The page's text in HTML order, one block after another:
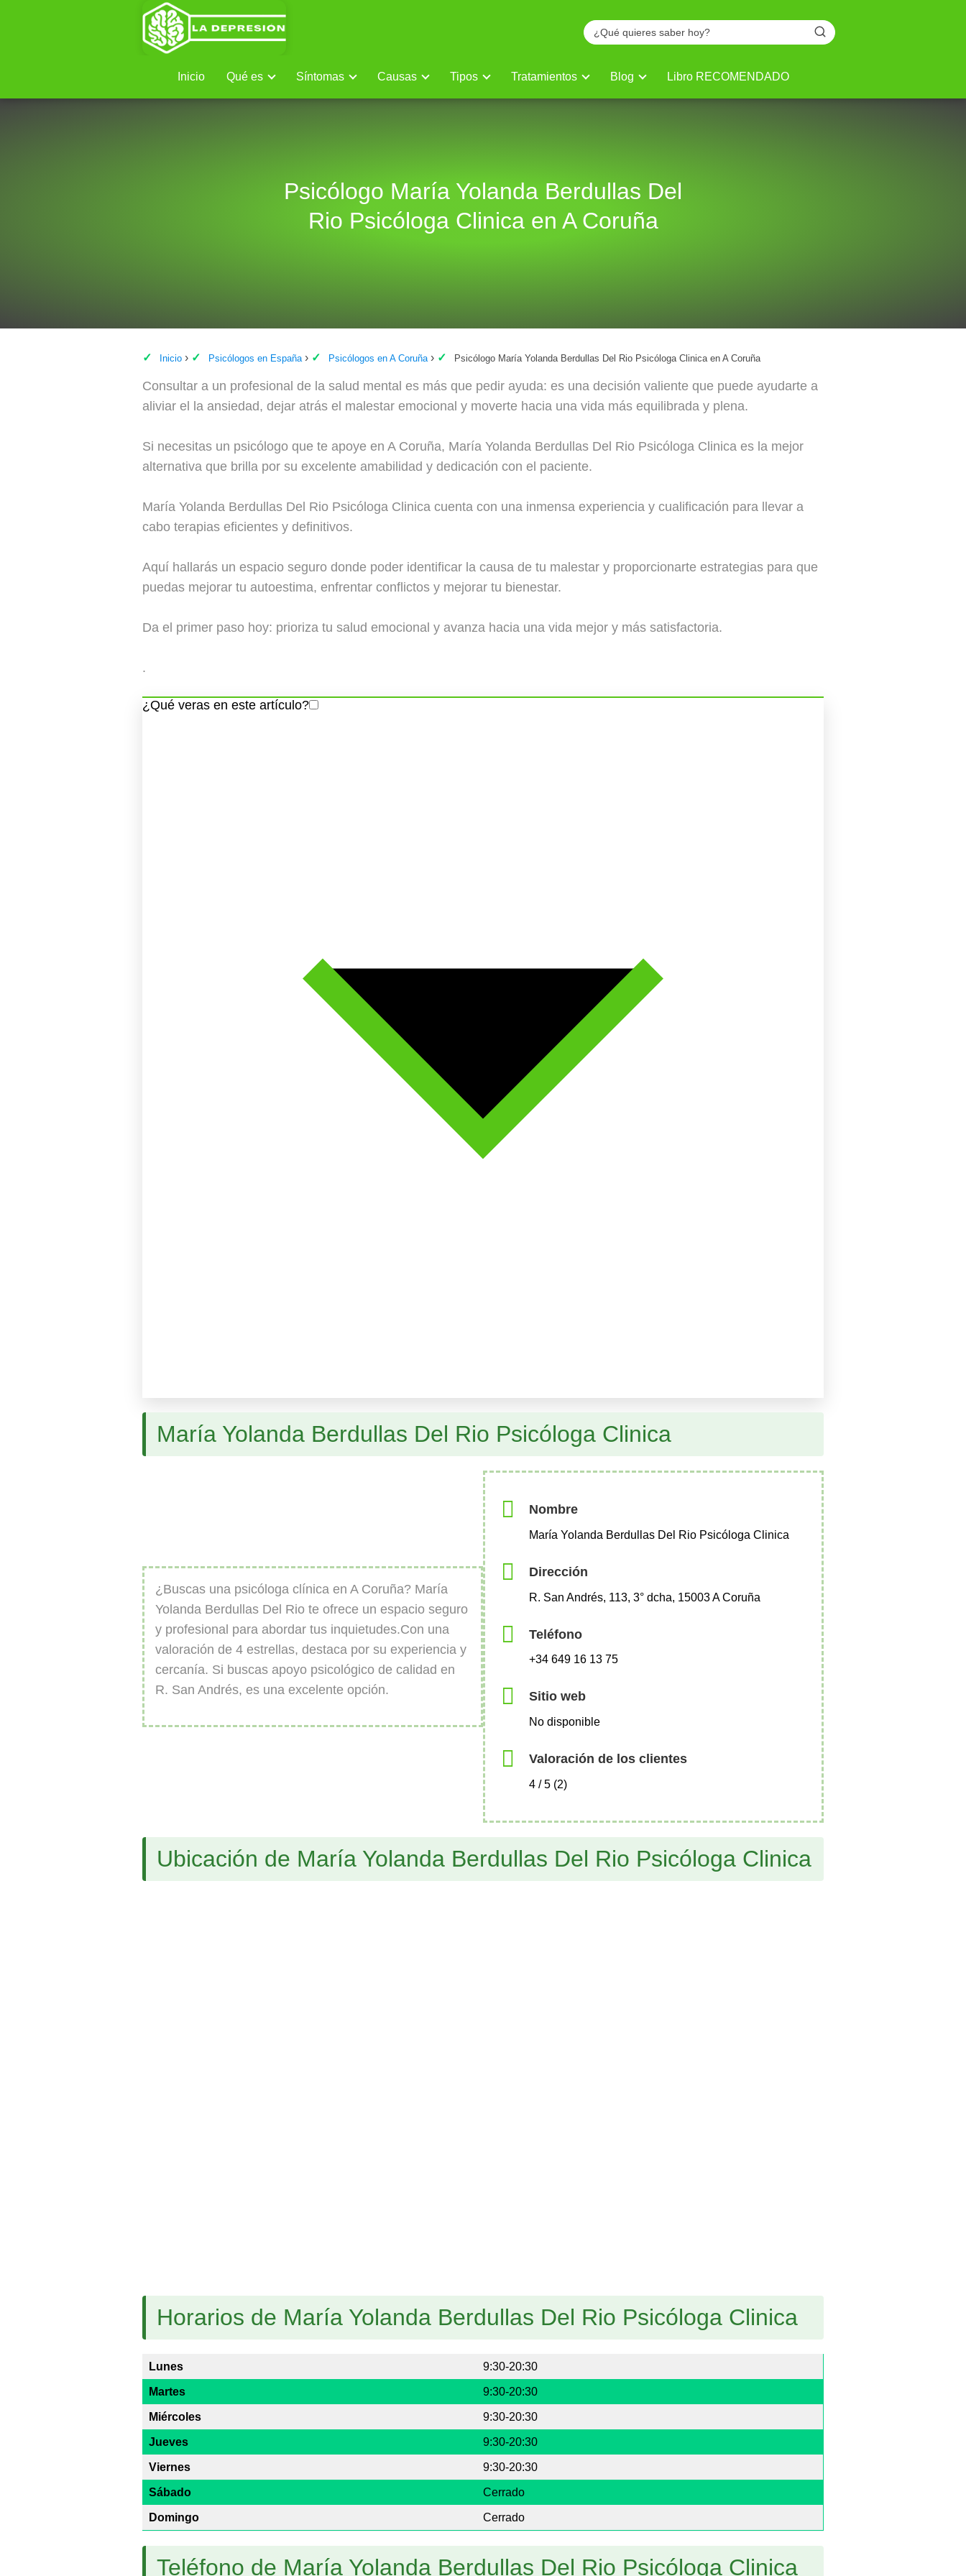
Inicio Qué es Síntomas Causas Tipos Tratamientos Blog Libro RECOMENDADO
Psicólogo María Yolanda Berdullas Del
Rio Psicóloga Clinica en A Coruña
Inicio Psicólogos en España Psicólogos en A Coruña Psicólogo María Yolanda Berdullas Del Rio Psicóloga Clinica en A Coruña
Consultar a un profesional de la salud mental es más que pedir ayuda: es una decisión valiente que puede ayudarte a
aliviar el la ansiedad, dejar atrás el malestar emocional y moverte hacia una vida más equilibrada y plena.
Si necesitas un psicólogo que te apoye en A Coruña, María Yolanda Berdullas Del Rio Psicóloga Clinica es la mejor
alternativa que brilla por su excelente amabilidad y dedicación con el paciente.
María Yolanda Berdullas Del Rio Psicóloga Clinica cuenta con una inmensa experiencia y cualificación para llevar a
cabo terapias eficientes y definitivos.
Aquí hallarás un espacio seguro donde poder identificar la causa de tu malestar y proporcionarte estrategias para que
puedas mejorar tu autoestima, enfrentar conflictos y mejorar tu bienestar.
Da el primer paso hoy: prioriza tu salud emocional y avanza hacia una vida mejor y más satisfactoria.
.
¿Qué veras en este artículo?
María Yolanda Berdullas Del Rio Psicóloga Clinica
¿Buscas una psicóloga clínica en A Coruña? María
Yolanda Berdullas Del Rio te ofrece un espacio seguro
y profesional para abordar tus inquietudes.Con una
valoración de 4 estrellas, destaca por su experiencia y
cercanía. Si buscas apoyo psicológico de calidad en
R. San Andrés, es una excelente opción.
Nombre
María Yolanda Berdullas Del Rio Psicóloga Clinica
Dirección
R. San Andrés, 113, 3° dcha, 15003 A Coruña
Teléfono
+34 649 16 13 75
Sitio web
No disponible
Valoración de los clientes
4 / 5 (2)
Ubicación de María Yolanda Berdullas Del Rio Psicóloga Clinica
Horarios de María Yolanda Berdullas Del Rio Psicóloga Clinica
Lunes 9:30-20:30
Martes 9:30-20:30
Miércoles 9:30-20:30
Jueves 9:30-20:30
Viernes 9:30-20:30
Sábado Cerrado
Domingo Cerrado
Teléfono de María Yolanda Berdullas Del Rio Psicóloga Clinica